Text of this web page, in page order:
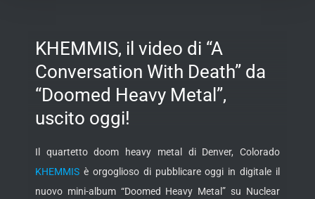
KHEMMIS, il video di “A
Conversation With Death” da
“Doomed Heavy Metal”,
uscito oggi!
Il quartetto doom heavy metal di Denver, Colorado
KHEMMIS è orgoglioso di pubblicare oggi in digitale il
nuovo mini-album “Doomed Heavy Metal” su Nuclear